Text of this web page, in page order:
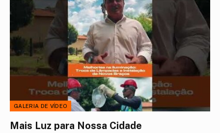
GALERIA DE VÍDEO
Mais Luz para Nossa Cidade